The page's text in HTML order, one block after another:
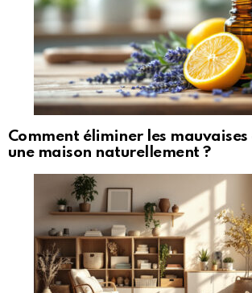
Comment éliminer les mauvaises
une maison naturellement ?